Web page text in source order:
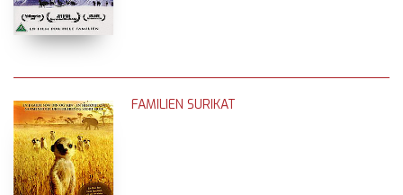
FAMILIEN SURIKAT